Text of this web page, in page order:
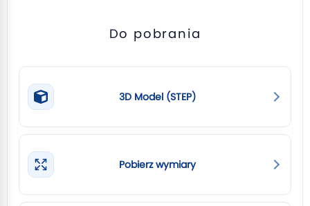
Do pobrania
3D Model (STEP)
Pobierz wymiary